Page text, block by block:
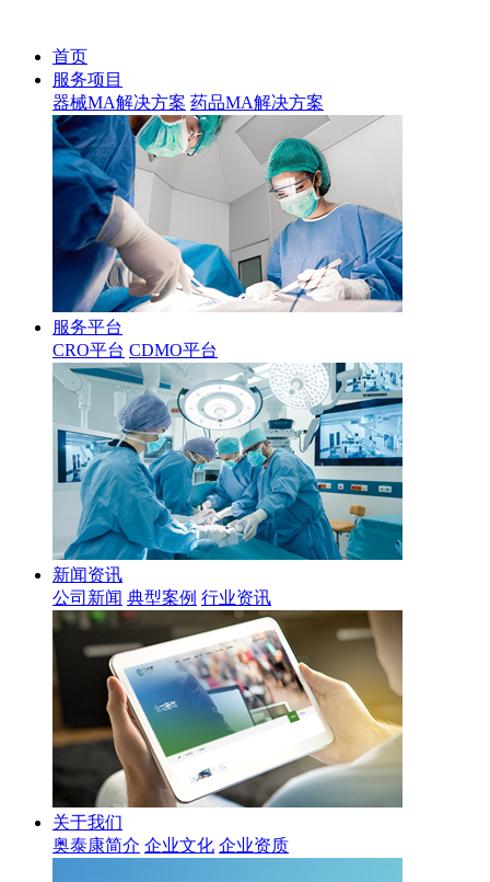
首页
服务项目
器械MA解决方案 药品MA解决方案
服务平台
CRO平台 CDMO平台
新闻资讯
公司新闻 典型案例 行业资讯
关于我们
奥泰康简介 企业文化 企业资质